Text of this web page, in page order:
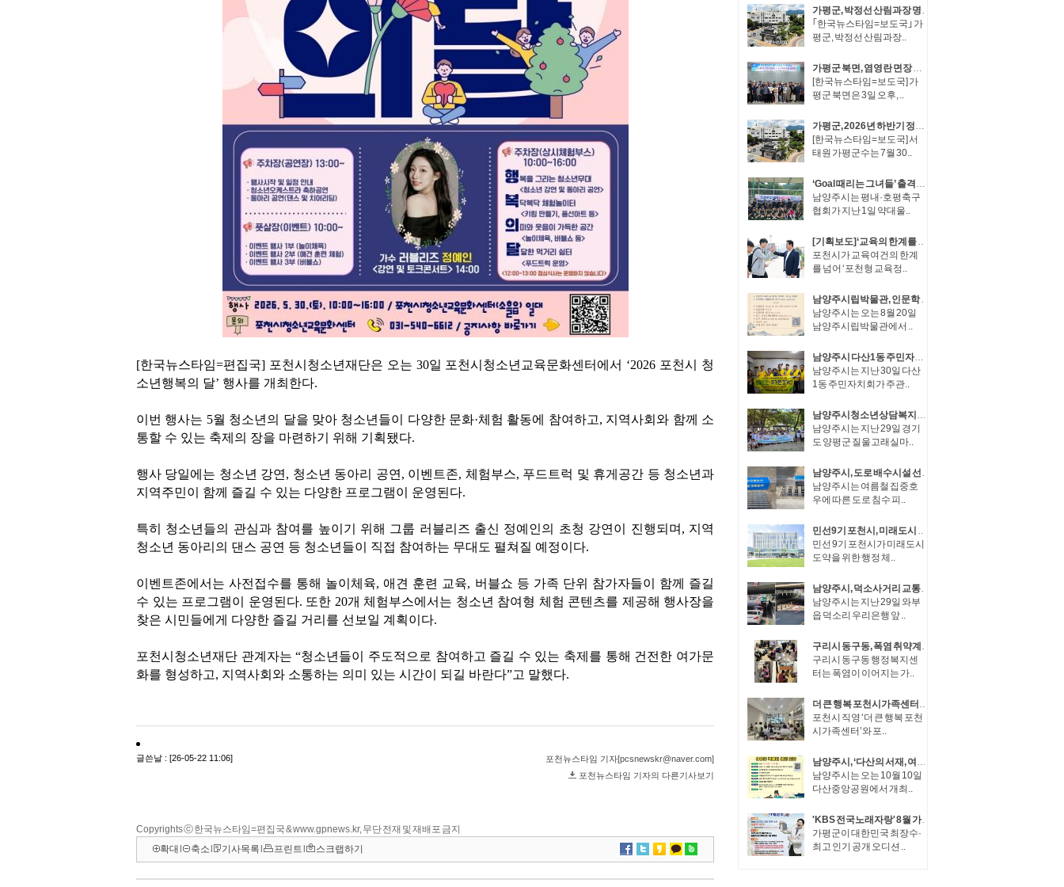
Copyrights ⓒ 한국뉴스타임=편집국 & www.gpnews.kr, 무단 전재 및 재배포 금지
확대
축소 기사목록 프린트 스크랩하기
가평군, 박정선 산림과장 명예퇴직..정기인사 후 후속인사 불가피
｢한국뉴스타임=보도국｣ 가
평군, 박정선 산림과장..
가평군 북면, 염영란 면장 취임·장동복 면장 이임
[한국뉴스타임=보도국] 가
평군 북면은 3일 오후, ..
가평군, 2026년 하반기 정기인사..장석조 경제산업국장, 최희용·김성재 5급 사무관승진
[한국뉴스타임=보도국] 서
태원 가평군수는 7월 30..
‘Goal 때리는 그녀들’ 출격… 남양주시 평내·호평축구협회 여성축구회 창단
남양주시는 평내·호평축구
협회가 지난 1일 약대울..
[기획보도]‘교육의 한계를 혁신으로 바꾸다’ 포천시, 포천형 교육정책 성과… 교육혁신선도지역 도전
포천시가 교육여건의 한계
를 넘어 ‘포천형 교육정..
남양주시립박물관, 인문학 강좌 ‘남양주견문록’ 운영
남양주시는 오는 8월 20일
남양주시립박물관에서 ..
남양주시 다산1동 주민자치회, 재능기부로 안전취약가구 주거환경 개선
남양주시는 지난 30일 다산
1동 주민자치회가 주관..
남양주시청소년상담복지센터, ‘2026 여름방학 1Day 가족 캠프’ 성료
남양주시는 지난 29일 경기
도 양평군 질울고래실마..
남양주시, 도로 배수시설 선제 정비… 수해 대응력 높여
남양주시는 여름철 집중호
우에 따른 도로 침수 피..
민선9기 포천시, 미래도시 도약을 위한 조직개편 단행
민선 9기 포천시가 미래도시
도약을 위한 행정 체..
남양주시, 덕소사거리 교통운영체계 개선… 상습 정체 완화
남양주시는 지난 29일 와부
읍 덕소리 우리은행 앞 ..
구리시 동구동, 폭염 취약계층 70가구 집중 안부 확인
구리시 동구동 행정복지센
터는 폭염이 이어지는 가..
더 큰 행복 포천시가족센터–포천문화관광재단, 다문화가족 대상 이중언어 부모·가족 코칭 성공적으로 운영
포천시 직영 ‘더 큰 행복 포천
시가족센터’와 포..
남양주시, ‘다산의 서재, 여유당 북페어’ 참여 판매자 모집
남양주시는 오는 10월 10일
다산중앙공원에서 개최..
'KBS 전국노래자랑' 8월 가평군 청평에서 열린다!
가평군이 대한민국 최장수·
최고 인기 공개 오디션 ..